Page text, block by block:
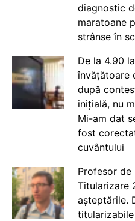
diagnostic
maratoane
strânse în
De la 4.90
învățătoare
după
inițială, nu
Mi-am dat
fost
cuvântului
Profesor de
Titularizare
așteptările.
titularizabile